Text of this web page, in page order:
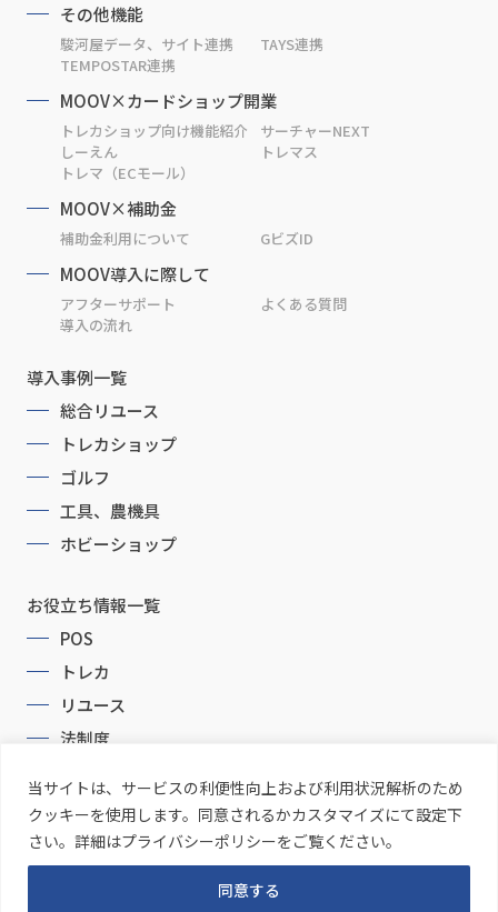
当サイトは、サービスの利便性向上および利用状況解析のため
クッキーを使用します。同意されるかカスタマイズにて設定下
さい。詳細はプライバシーポリシーをご覧ください。
同意する
その他機能
駿河屋データ、サイト連携
TAYS連携
TEMPOSTAR連携
MOOV×カードショップ開業
トレカショップ向け機能紹介
サーチャーNEXT
しーえん
トレマス
トレマ（ECモール）
MOOV×補助金
補助金利用について GビズID
MOOV導入に際して
アフターサポート
よくある質問
導入の流れ
導入事例一覧
総合リユース
トレカショップ
ゴルフ
工具、農機具
ホビーショップ
お役立ち情報一覧
POS
トレカ
リユース
法制度